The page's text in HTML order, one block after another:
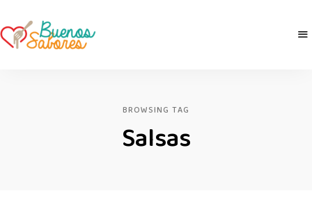
BROWSING TAG
Salsas